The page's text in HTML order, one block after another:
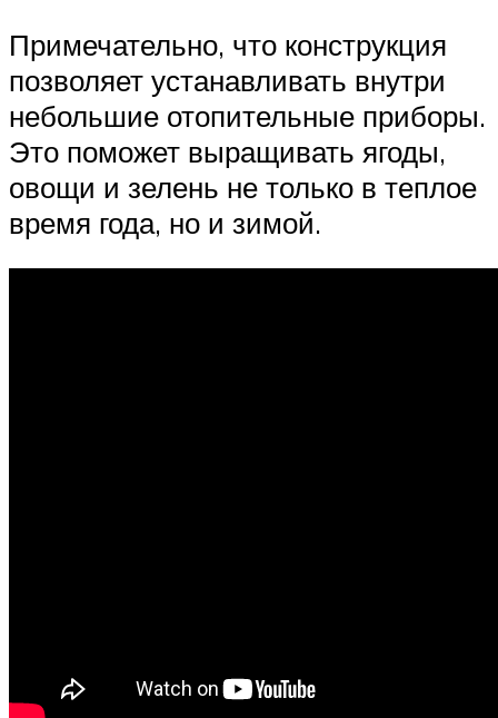
Примечательно, что конструкция
позволяет устанавливать внутри
небольшие отопительные приборы.
Это поможет выращивать ягоды,
овощи и зелень не только в теплое
время года, но и зимой.